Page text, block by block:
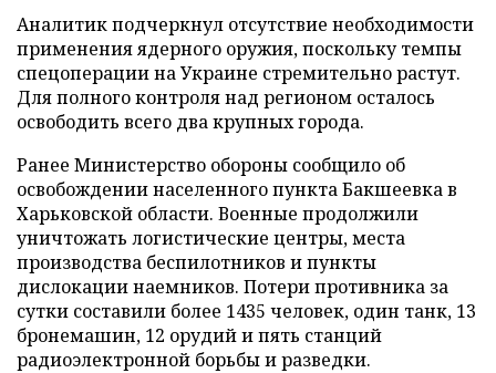
Аналитик подчеркнул отсутствие необходимости
применения ядерного оружия, поскольку темпы
спецоперации на Украине стремительно растут.
Для полного контроля над регионом осталось
освободить всего два крупных города.
Ранее Министерство обороны сообщило об
освобождении населенного пункта Бакшеевка в
Харьковской области. Военные продолжили
уничтожать логистические центры, места
производства беспилотников и пункты
дислокации наемников. Потери противника за
сутки составили более 1435 человек, один танк, 13
бронемашин, 12 орудий и пять станций
радиоэлектронной борьбы и разведки.